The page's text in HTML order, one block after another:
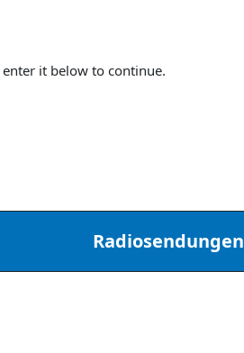
it below to continue.
Radiosendungen